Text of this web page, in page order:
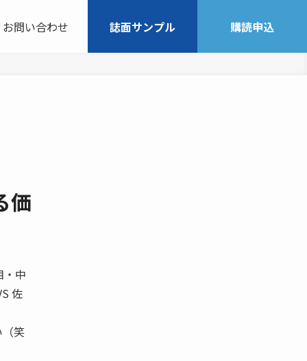
お問い合わせ 誌面サンプル 購読申込
価
中
佐
笑